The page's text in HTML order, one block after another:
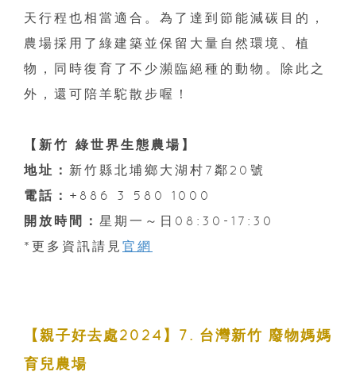
天行程也相當適合。為了達到節能減碳目的，
農場採用了綠建築並保留大量自然環境、植
物，同時復育了不少瀕臨絕種的動物。除此之
外，還可陪羊駝散步喔！
【新竹 綠世界生態農場】
地址： 新竹縣北埔鄉大湖村7鄰20號
電話： +886 3 580 1000
開放時間： 星期一～日08:30-17:30
*更多資訊請見 官網
【親子好去處2024】7. 台灣新竹 廢物媽媽
育兒農場